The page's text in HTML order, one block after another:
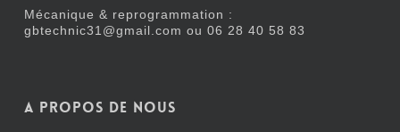
Mécanique & reprogrammation :
gbtechnic31@gmail.com ou 06 28 40 58 83
A propos de nous